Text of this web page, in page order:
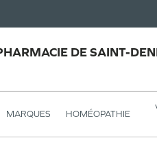
DE SAINT-
MARQUES HOMÉOPATHIE